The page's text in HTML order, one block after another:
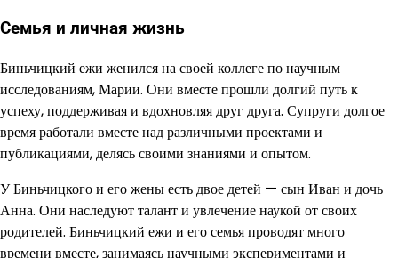
Семья и личная жизнь
Биньчицкий ежи женился на своей коллеге по научным
исследованиям, Марии. Они вместе прошли долгий путь к
успеху, поддерживая и вдохновляя друг друга. Супруги долгое
время работали вместе над различными проектами и
публикациями, делясь своими знаниями и опытом.
У Биньчицкого и его жены есть двое детей — сын Иван и дочь
Анна. Они наследуют талант и увлечение наукой от своих
родителей. Биньчицкий ежи и его семья проводят много
времени вместе, занимаясь научными экспериментами и